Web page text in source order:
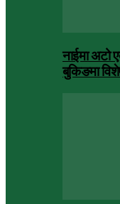
नाईमा अटो
बुकिङमा